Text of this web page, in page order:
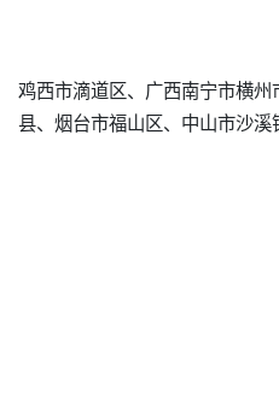
鸡西市滴道区、广西南宁市横
县、烟台市福山区、中山市沙